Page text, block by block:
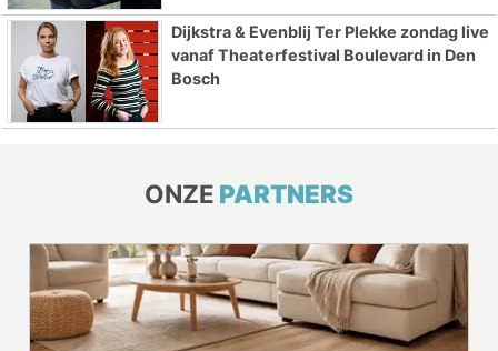
Dijkstra & Evenblij Ter Plekke zondag live
vanaf Theaterfestival Boulevard in Den
Bosch
ONZE PARTNERS